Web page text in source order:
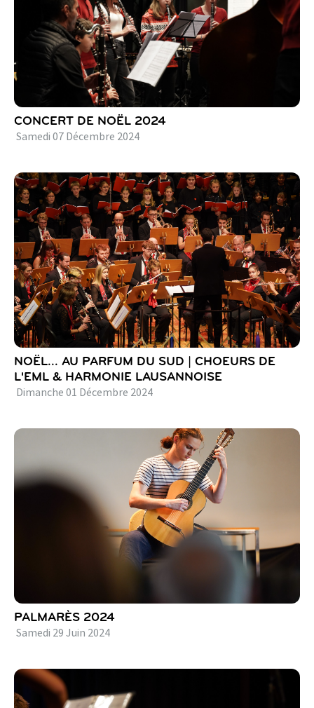
CONCERT DE NOËL 2024
Samedi 07 Décembre 2024
NOËL... AU PARFUM DU SUD | CHOEURS DE
L'EML & HARMONIE LAUSANNOISE
Dimanche 01 Décembre 2024
PALMARÈS 2024
Samedi 29 Juin 2024